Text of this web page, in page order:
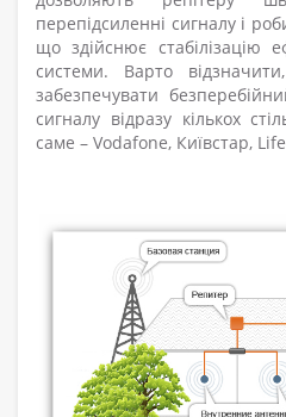
перепідсиленні сигналу і
що здійснює стабілізацію
системи. Варто
забезпечувати
сигналу відразу кількох
саме – Vodafone, Київстар,